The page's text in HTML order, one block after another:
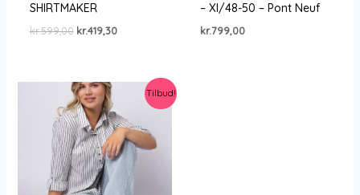
SHIRTMAKER
kr.599,00 Den
kr.599,00.
kr.419,30Den
kr.419,30.
– Xl/48-50 – Pont Neuf
kr.799,00
Tilbud!